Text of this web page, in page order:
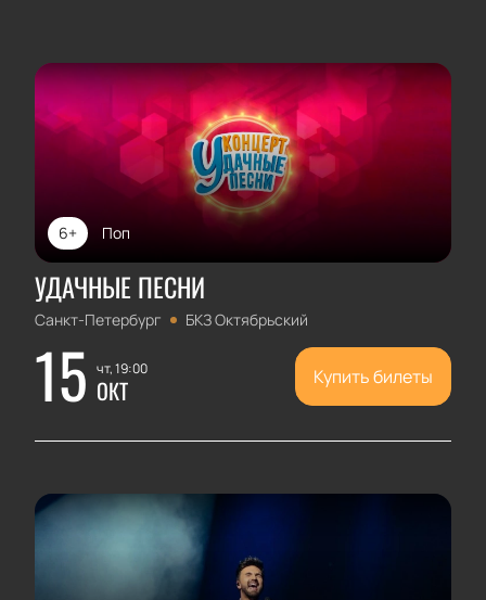
Поп
6+
УДАЧНЫЕ ПЕСНИ
Санкт-Петербург БКЗ Октябрьский
15 чт, 19:00
ОКТ Купить билеты